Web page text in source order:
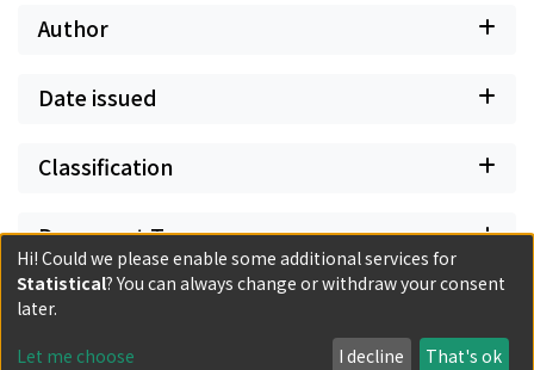
Author
Date issued
Classification
Document Type
Has files
Hi! Could we please enable some additional services for
Statistical? You can always change or withdraw your consent
later.
Let me choose I decline That's ok